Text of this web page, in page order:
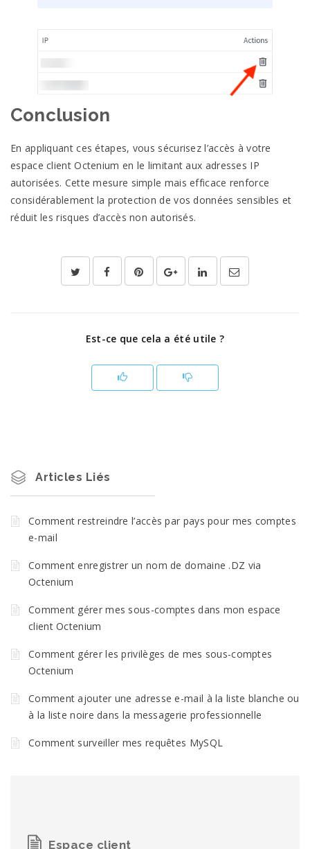
Conclusion
En appliquant ces étapes, vous sécurisez l’accès à votre
espace client Octenium en le limitant aux adresses IP
autorisées. Cette mesure simple mais efficace renforce
considérablement la protection de vos données sensibles et
réduit les risques d’accès non autorisés.
Est-ce que cela a été utile ?
Articles Liés
Comment restreindre l’accès par pays pour mes comptes
e-mail
Comment enregistrer un nom de domaine .DZ via
Octenium
Comment gérer mes sous-comptes dans mon espace
client Octenium
Comment gérer les privilèges de mes sous-comptes
Octenium
Comment ajouter une adresse e-mail à la liste blanche ou
à la liste noire dans la messagerie professionnelle
Comment surveiller mes requêtes MySQL
Espace client